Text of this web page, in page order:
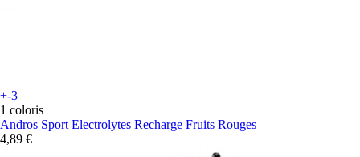
+-3
1 coloris
Andros Sport Electrolytes Recharge Fruits Rouges
4,89 €